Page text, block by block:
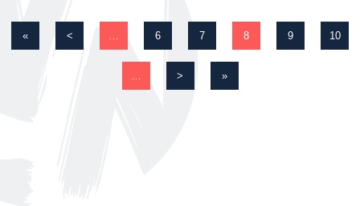
« < … 6 7 8 9 10
… > »